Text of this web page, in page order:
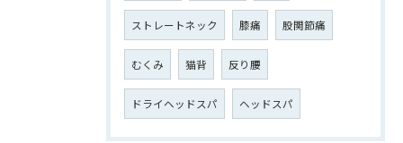
ストレートネック 膝痛 股関節痛
むくみ 猫背 反り腰
ドライヘッドスパ ヘッドスパ